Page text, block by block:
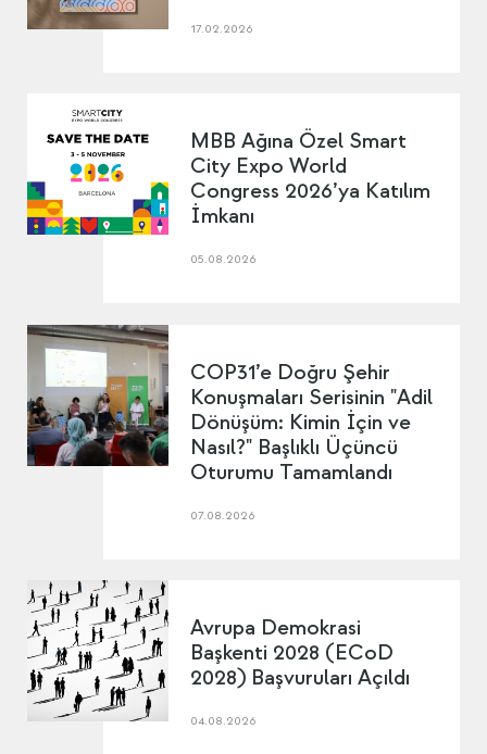
17.02.2026
MBB Ağına Özel Smart
City Expo World
Congress 2026’ya Katılım
İmkanı
05.08.2026
COP31’e Doğru Şehir
Konuşmaları Serisinin "Adil
Dönüşüm: Kimin İçin ve
Nasıl?" Başlıklı Üçüncü
Oturumu Tamamlandı
07.08.2026
Avrupa Demokrasi
Başkenti 2028 (ECoD
2028) Başvuruları Açıldı
04.08.2026